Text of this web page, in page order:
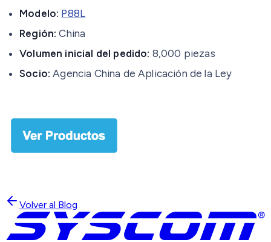
Modelo: P88L
Región: China
Volumen inicial del pedido: 8,000 piezas
Socio: Agencia China de Aplicación de la Ley
Volver al Blog